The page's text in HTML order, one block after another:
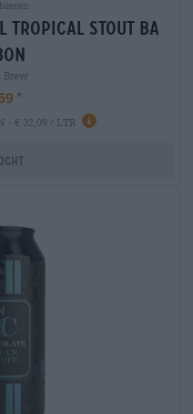
tropical stout ba
Brew
- € 32,09 / LTR